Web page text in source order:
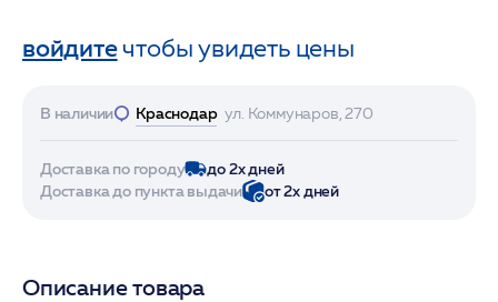
войдитечтобы увидеть цены
В наличии Краснодар ул. Коммунаров, 270
Доставка по городу
до 2х дней
Доставка до пункта выдачи
от 2х дней
Описание товара